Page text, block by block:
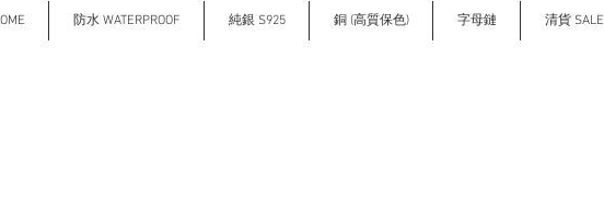
防水 WATERPROOF 純銀 S925 銅 (高質保色) 字母鏈 清貨 SALE